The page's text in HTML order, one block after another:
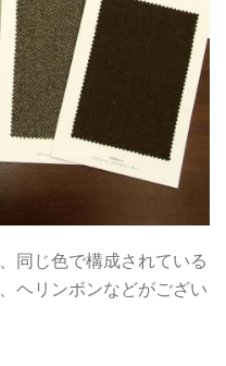
同じ色で構成されている
ヘリンボンなどがござい